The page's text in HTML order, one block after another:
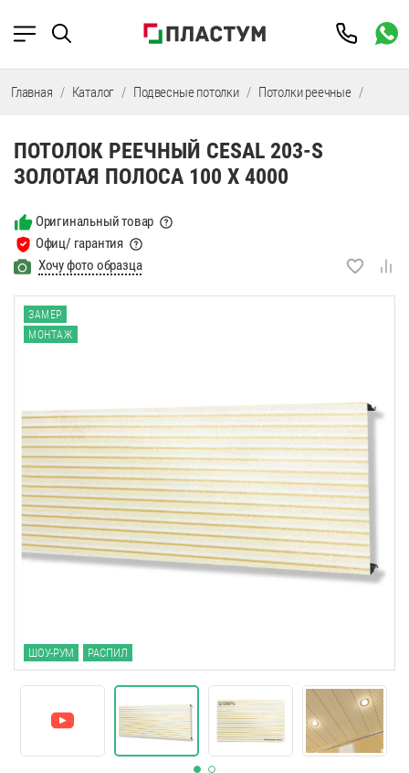
Главная Каталог Подвесные потолки Потолки реечные
ПОТОЛОК РЕЕЧНЫЙ CESAL 203-S
ЗОЛОТАЯ ПОЛОСА 100 Х 4000
Оригинальный товар
Офиц/ гарантия
Хочу фото образца
ЗАМЕР
МОНТАЖ
ШОУ-РУМ РАСПИЛ